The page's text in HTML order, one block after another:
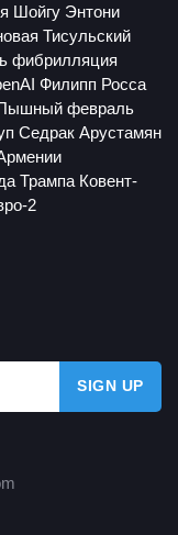
Шойгу Энтони
Тисульский
фибрилляция
Филипп Росса
февраль
Седрак Арустамян
Трампа Ковент-
2